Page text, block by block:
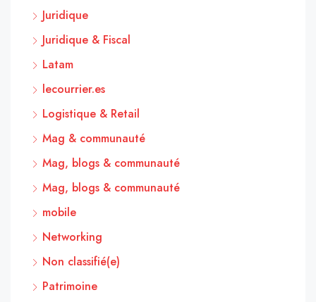
Juridique
Juridique & Fiscal
Latam
lecourrier.es
Logistique & Retail
Mag & communauté
Mag, blogs & communauté
Mag, blogs & communauté
mobile
Networking
Non classifié(e)
Patrimoine